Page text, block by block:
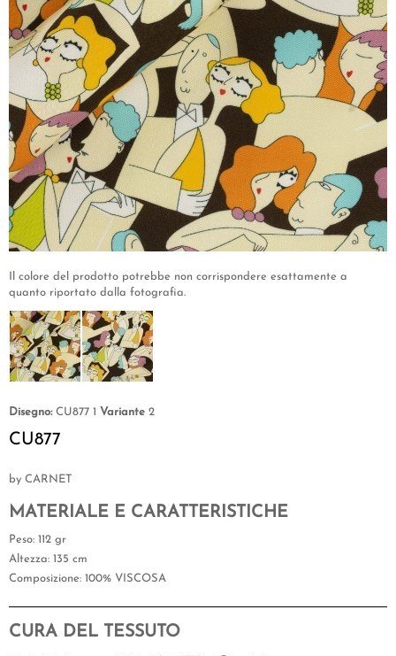
Il colore del prodotto potrebbe non corrispondere esattamente a
quanto riportato dalla fotografia.
Disegno: CU877 1 Variante 2
CU877
by CARNET
MATERIALE E CARATTERISTICHE
Peso: 112 gr
Altezza: 135 cm
Composizione: 100% VISCOSA
CURA DEL TESSUTO